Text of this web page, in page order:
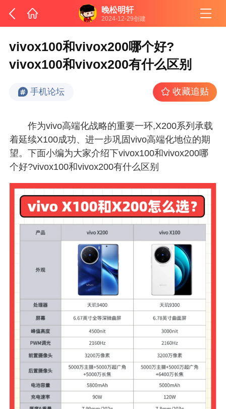
晚松明轩
2024-12-29创建
vivox100和vivox200哪个好?
vivox100和vivox200有什么区别
手机论坛 收藏追贴
作为vivo高端化战略的重要一环,X200系列承载
着延续X100成功、进一步巩固vivo高端化地位的期
望。下面小编为大家介绍下vivox100和vivox200哪
个好?vivox100和vivox200有什么区别